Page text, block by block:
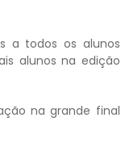
a todos os alunos
alunos na edição
na grande final